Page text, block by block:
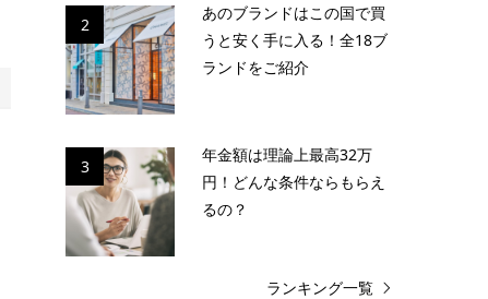
2
あのブランドはこの国で買
うと安く手に入る！全18ブ
ランドをご紹介
3
年金額は理論上最高32万
円！どんな条件ならもらえ
るの？
ランキング一覧